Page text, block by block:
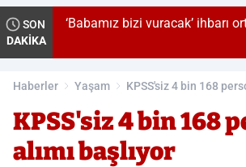
SON
DAKİKA
‘Babamız bizi vuracak’ ihbarı
Haberler Yaşam KPSS'siz 4 bin 168
KPSS'siz 4 bin 168
alımı başlıyor